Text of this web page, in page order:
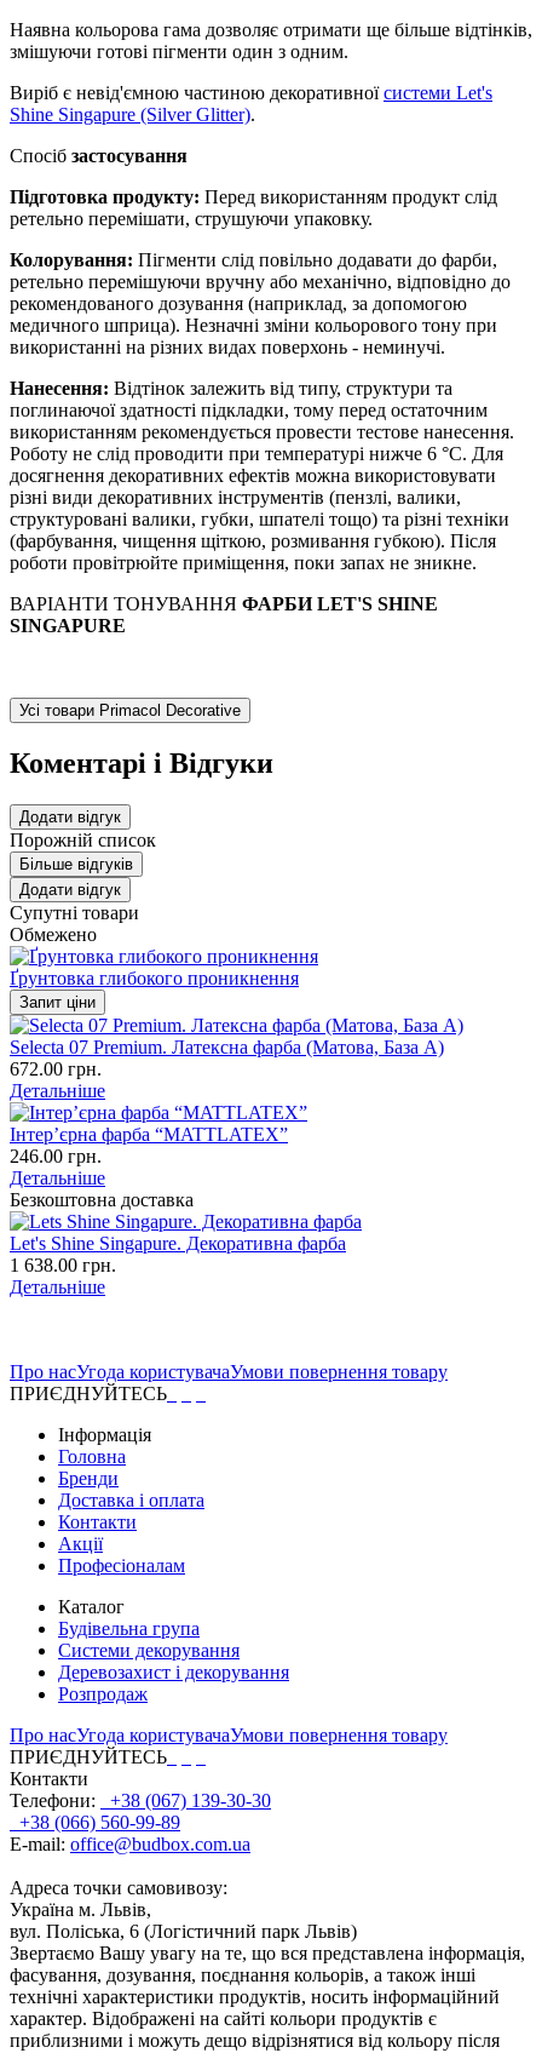
Наявна кольорова гама дозволяє отримати ще більше відтінків,
змішуючи готові пігменти один з одним.
Виріб є невід'ємною частиною декоративноїсистеми Let's
Shine Singapure (Silver Glitter).
Спосіб застосування
Підготовка продукту: Перед використанням продукт слід
ретельно перемішати, струшуючи упаковку.
Колорування: Пігменти слід повільно додавати до фарби,
ретельно перемішуючи вручну або механічно, відповідно до
рекомендованого дозування (наприклад, за допомогою
медичного шприца). Незначні зміни кольорового тону при
використанні на різних видах поверхонь - неминучі.
Нанесення: Відтінок залежить від типу, структури та
поглинаючої здатності підкладки, тому перед остаточним
використанням рекомендується провести тестове нанесення.
Роботу не слід проводити при температурі нижче 6 °С. Для
досягнення декоративних ефектів можна використовувати
різні види декоративних інструментів (пензлі, валики,
структуровані валики, губки, шпателі тощо) та різні техніки
(фарбування, чищення щіткою, розмивання губкою). Після
роботи провітрюйте приміщення, поки запах не зникне.
ВАРІАНТИ ТОНУВАННЯ ФАРБИ LET'S SHINE
SINGAPURE
Усі товари Primacol Decorative
Коментарі і Відгуки
Додати відгук
Порожній список
Більше відгуків
Додати відгук
Супутні товари
Обмежено
Ґрунтовка глибокого проникнення
Запит ціни
Selecta 07 Premium. Латексна фарба (Матова, База А)
672.00 грн.
Детальніше
Інтер’єрна фарба “MATTLATEX”
246.00 грн.
Детальніше
Безкоштовна доставка
Let's Shine Singapure. Декоративна фарба
1 638.00 грн.
Детальніше
Про насУгода користувачаУмови повернення товару
ПРИЄДНУЙТЕСЬ
Інформація
Головна
Бренди
Доставка і оплата
Контакти
Акції
Професіоналам
Каталог
Будівельна група
Системи декорування
Деревозахист і декорування
Розпродаж
Про насУгода користувачаУмови повернення товару
ПРИЄДНУЙТЕСЬ
Контакти
Телефони:
+38 (067) 139-30-30
+38 (066) 560-99-89
E-mail: office@budbox.com.ua
Адреса точки самовивозу:
Україна м. Львів,
вул. Поліська, 6 (Логістичний парк Львів)
Звертаємо Вашу увагу на те, що вся представлена інформація,
фасування, дозування, поєднання кольорів, а також інші
технічні характеристики продуктів, носить інформаційний
характер. Відображені на сайті кольори продуктів є
приблизними і можуть дещо відрізнятися від кольору після